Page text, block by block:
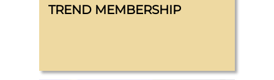
TREND MEMBERSHIP